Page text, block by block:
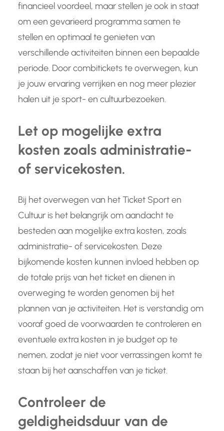
financieel voordeel, maar stellen je ook in staat
om een gevarieerd programma samen te
stellen en optimaal te genieten van
verschillende activiteiten binnen een bepaalde
periode. Door combitickets te overwegen, kun
je jouw ervaring verrijken en nog meer plezier
halen uit je sport- en cultuurbezoeken.
Let op mogelijke extra
kosten zoals administratie-
of servicekosten.
Bij het overwegen van het Ticket Sport en
Cultuur is het belangrijk om aandacht te
besteden aan mogelijke extra kosten, zoals
administratie- of servicekosten. Deze
bijkomende kosten kunnen invloed hebben op
de totale prijs van het ticket en dienen in
overweging te worden genomen bij het
plannen van je activiteiten. Het is verstandig om
vooraf goed de voorwaarden te controleren en
eventuele extra kosten in je budget op te
nemen, zodat je niet voor verrassingen komt te
staan bij het aanschaffen van je ticket.
Controleer de
geldigheidsduur van de